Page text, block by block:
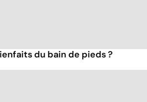
du bain de pieds ?